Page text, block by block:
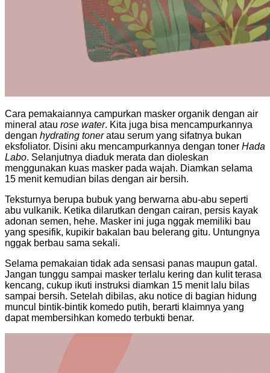
Cara pemakaiannya campurkan masker organik dengan air
mineral atau rose water. Kita juga bisa mencampurkannya
dengan hydrating toneratau serum yang sifatnya bukan
eksfoliator. Disini aku mencampurkannya dengan toner Hada
Labo. Selanjutnya diaduk merata dan dioleskan
menggunakan kuas masker pada wajah. Diamkan selama
15 menit kemudian bilas dengan air bersih.
Teksturnya berupa bubuk yang berwarna abu-abu seperti
abu vulkanik. Ketika dilarutkan dengan cairan, persis kayak
adonan semen, hehe. Masker ini juga nggak memiliki bau
yang spesifik, kupikir bakalan bau belerang gitu. Untungnya
nggak berbau sama sekali.
Selama pemakaian tidak ada sensasi panas maupun gatal.
Jangan tunggu sampai masker terlalu kering dan kulit terasa
kencang, cukup ikuti instruksi diamkan 15 menit lalu bilas
sampai bersih. Setelah dibilas, aku notice di bagian hidung
muncul bintik-bintik komedo putih, berarti klaimnya yang
dapat membersihkan komedo terbukti benar.